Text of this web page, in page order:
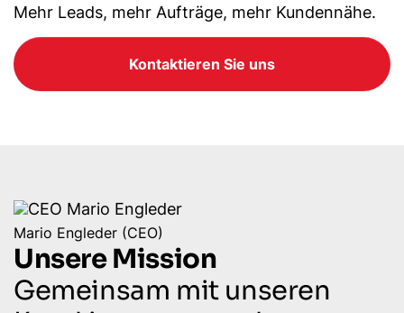
Mehr Leads, mehr Aufträge, mehr Kundennähe.
Kontaktieren Sie uns
Mario Engleder (CEO)
Unsere Mission
Gemeinsam mit unseren